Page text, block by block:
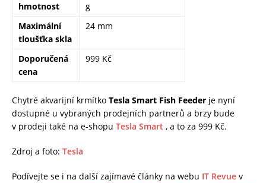
hmotnost
g
Maximální
tloušťka skla
24 mm
Doporučená
cena
999 Kč
Chytré akvarijní krmítko Tesla Smart Fish Feeder je nyní
dostupné u vybraných prodejních partnerů a brzy bude
v prodeji také na e-shopu Tesla Smart , a to za 999 Kč.
Zdroj a foto: Tesla
Podívejte se i na další zajímavé články na webu IT Revue v